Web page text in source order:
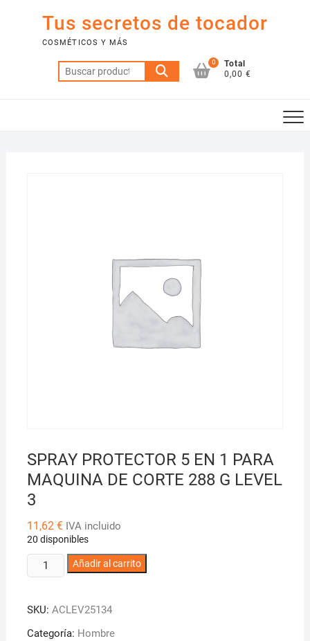
contenido
Tus secretos de tocador
COSMÉTICOS Y MÁS
Buscar
por:
0
Total
0,00 €
SPRAY PROTECTOR 5 EN 1 PARA
MAQUINA DE CORTE 288 G LEVEL
3
11,62 € IVA incluido
20 disponibles
SPRAY
PROTECTOR
EN
1
Añadir al carrito
SKU: ACLEV25134
Categoría: Hombre